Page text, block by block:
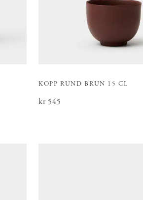
KOPP RUND BRUN 15 CL
Pris:kr 545
kr 545